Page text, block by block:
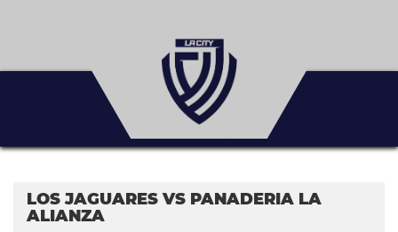
LOS JAGUARES VS PANADERIA LA
ALIANZA